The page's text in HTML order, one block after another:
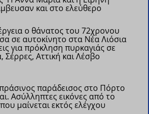
και στο ελεύθερο
ο θάνατος του 72χρονου
σε αυτοκίνητο στα Νέα Λιόσια
για πρόκληση πυρκαγιάς σε
Σέρρες, Αττική και Λέσβο
παράδεισος στο Πόρτο
Ασύλληπτες εικόνες από το
μαίνεται εκτός ελέγχου